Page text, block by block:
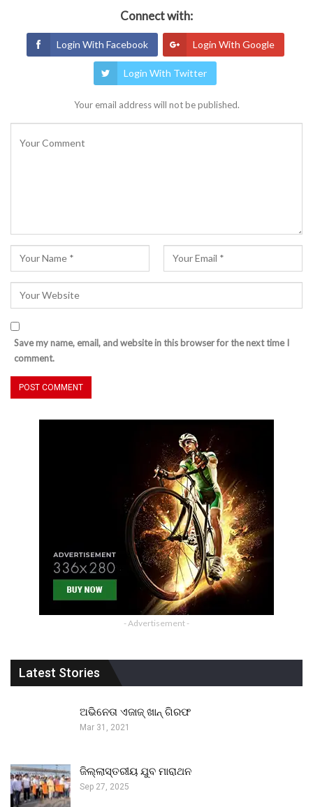
Connect with:
Login With Facebook Login With Google
Login With Twitter
Your email address will not be published.
Save my name, email, and website in this browser for the next time I
comment.
- Advertisement -
Latest Stories
ଅଭିନେତା ଏଜାଜ୍ ଖାନ୍ ଗିରଫ
Mar 31, 2021
ଜିଲ୍ଲାସ୍ତରୀୟ ଯୁବ ମାରାଥନ
Sep 27, 2025